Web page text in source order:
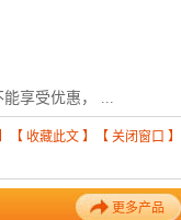
享受优惠， ...
【 收藏此文 】【 关闭窗口 】